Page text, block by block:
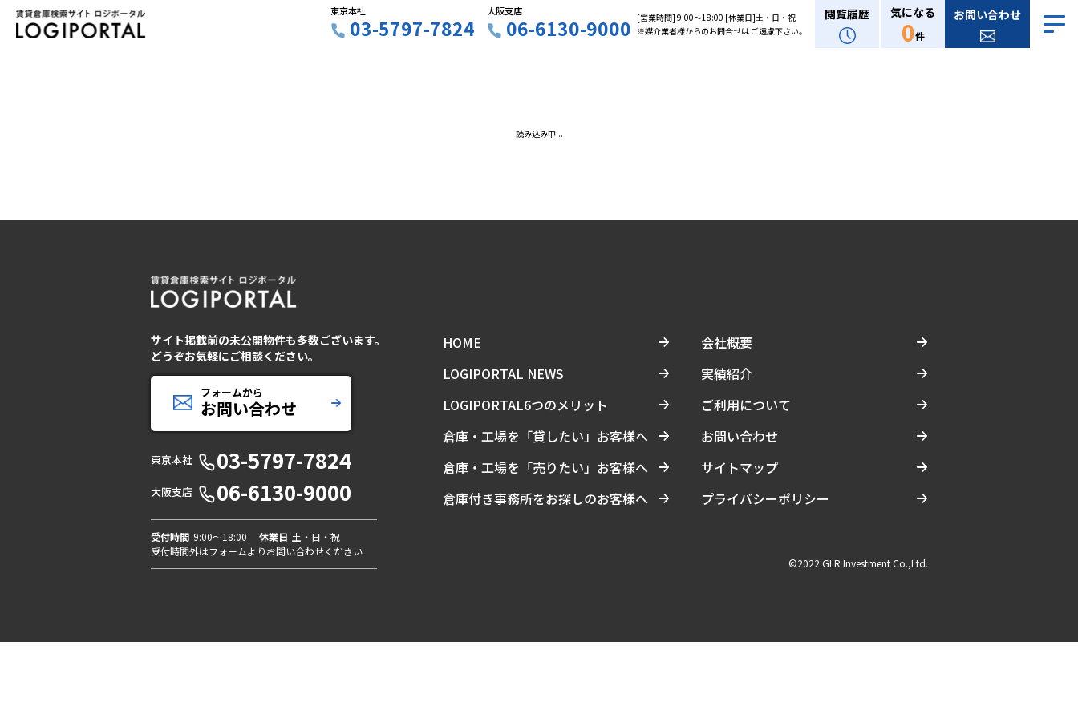
東京本社
03-5797-7824
大阪支店
06-6130-9000 [営業時間] 9:00〜18:00 [休業日]土・日・祝
※媒介業者様からのお問合せは ご遠慮下さい。
閲覧履歴 気になる
0件
お問い合わせ
読み込み中...
サイト掲載前の未公開物件も多数ございます。
どうぞお気軽にご相談ください。
フォームから
お問い合わせ
東京本社 03-5797-7824
大阪支店 06-6130-9000
受付時間 9:00〜18:00 休業日 土・日・祝
受付時間外はフォームよりお問い合わせください
HOME
LOGIPORTAL NEWS
LOGIPORTAL6つのメリット
倉庫・工場を「貸したい」お客様へ
倉庫・工場を「売りたい」お客様へ
倉庫付き事務所をお探しのお客様へ
会社概要
実績紹介
ご利用について
お問い合わせ
サイトマップ
プライバシーポリシー
©2022 GLR Investment Co.,Ltd.